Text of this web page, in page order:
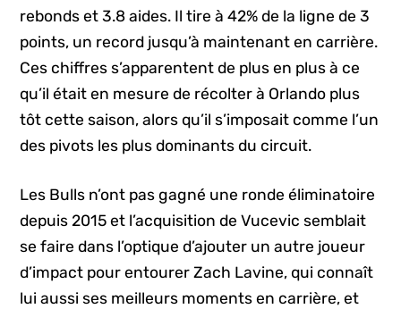
rebonds et 3.8 aides. Il tire à 42% de la ligne de 3
points, un record jusqu’à maintenant en carrière.
Ces chiffres s’apparentent de plus en plus à ce
qu’il était en mesure de récolter à Orlando plus
tôt cette saison, alors qu’il s’imposait comme l’un
des pivots les plus dominants du circuit.
Les Bulls n’ont pas gagné une ronde éliminatoire
depuis 2015 et l’acquisition de Vucevic semblait
se faire dans l’optique d’ajouter un autre joueur
d’impact pour entourer Zach Lavine, qui connaît
lui aussi ses meilleurs moments en carrière, et